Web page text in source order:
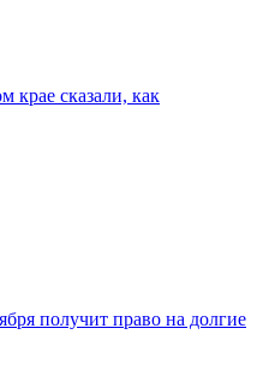
крае сказали, как
получит право на долгие